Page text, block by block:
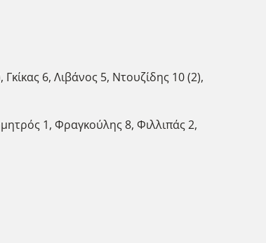
6, Λιβάνος 5, Ντουζίδης 10 (2),
1, Φραγκούλης 8, Φιλλιπάς 2,